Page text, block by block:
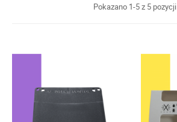
Pokazano 1-5 z 5 pozycji